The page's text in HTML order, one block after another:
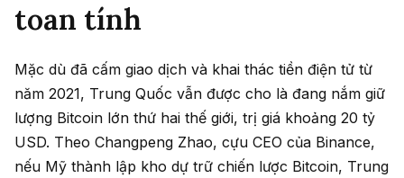
toan tính
Mặc dù đã cấm giao dịch và khai thác tiền điện tử từ
năm 2021, Trung Quốc vẫn được cho là đang nắm giữ
lượng Bitcoin lớn thứ hai thế giới, trị giá khoảng 20 tỷ
USD. Theo Changpeng Zhao, cựu CEO của Binance,
nếu Mỹ thành lập kho dự trữ chiến lược Bitcoin, Trung